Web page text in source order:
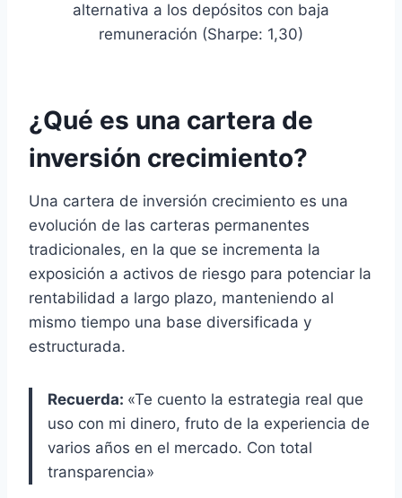
alternativa a los depósitos con baja
remuneración (Sharpe: 1,30)
¿Qué es una cartera de
inversión crecimiento?
Una cartera de inversión crecimiento es una
evolución de las carteras permanentes
tradicionales, en la que se incrementa la
exposición a activos de riesgo para potenciar la
rentabilidad a largo plazo, manteniendo al
mismo tiempo una base diversificada y
estructurada.
Recuerda: «Te cuento la estrategia real que
uso con mi dinero, fruto de la experiencia de
varios años en el mercado. Con total
transparencia»